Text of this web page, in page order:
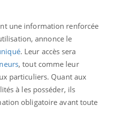
une information renforcée
annonce le
. Leur accès sera
, tout comme leur
particuliers. Quant aux
à les posséder, ils
obligatoire avant toute